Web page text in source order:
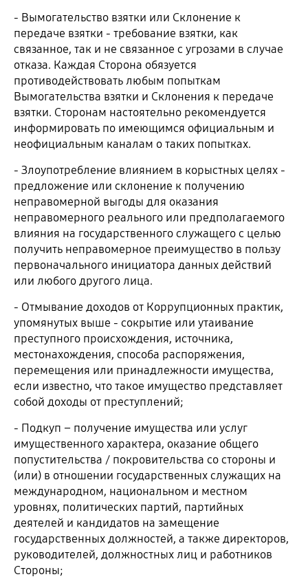
- Вымогательство взятки или Склонение к
передаче взятки - требование взятки, как
связанное, так и не связанное с угрозами в случае
отказа. Каждая Сторона обязуется
противодействовать любым попыткам
Вымогательства взятки и Склонения к передаче
взятки. Сторонам настоятельно рекомендуется
информировать по имеющимся официальным и
неофициальным каналам о таких попытках.
- Злоупотребление влиянием в корыстных целях -
предложение или склонение к получению
неправомерной выгоды для оказания
неправомерного реального или предполагаемого
влияния на государственного служащего с целью
получить неправомерное преимущество в пользу
первоначального инициатора данных действий
или любого другого лица.
- Отмывание доходов от Коррупционных практик,
упомянутых выше - сокрытие или утаивание
преступного происхождения, источника,
местонахождения, способа распоряжения,
перемещения или принадлежности имущества,
если известно, что такое имущество представляет
собой доходы от преступлений;
- Подкуп – получение имущества или услуг
имущественного характера, оказание общего
попустительства / покровительства со стороны и
(или) в отношении государственных служащих на
международном, национальном и местном
уровнях, политических партий, партийных
деятелей и кандидатов на замещение
государственных должностей, а также директоров,
руководителей, должностных лиц и работников
Стороны;